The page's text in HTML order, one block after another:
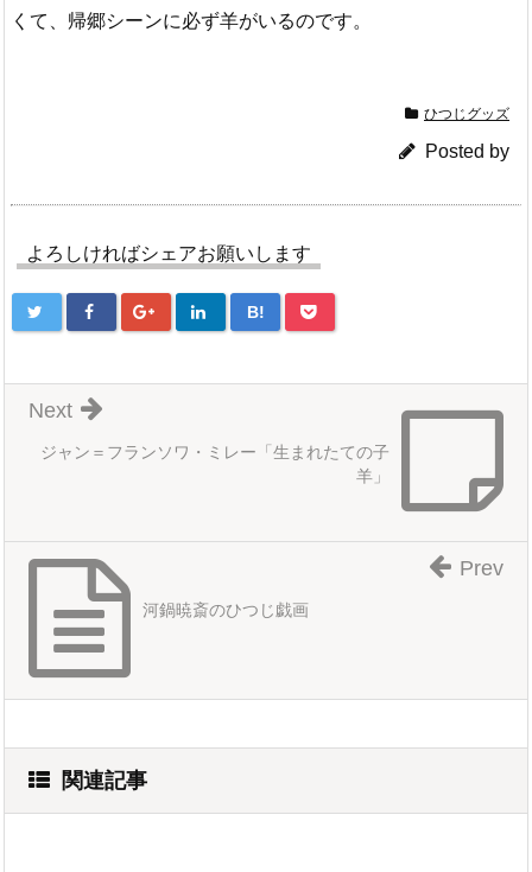
くて、帰郷シーンに必ず羊がいるのです。
ひつじグッズ
Posted by
よろしければシェアお願いします
B!
ジャン＝フランソワ・ミレー「生まれたての子
羊」
Next
河鍋暁斎のひつじ戯画
Prev
関連記事